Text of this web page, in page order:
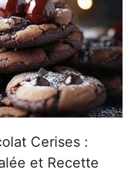
Cerises :
et Recette